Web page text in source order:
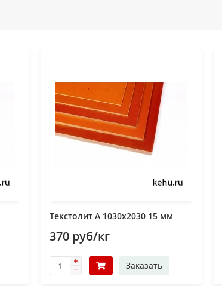
Текстолит А 1030х2030 15 мм
370 руб/кг
Заказать